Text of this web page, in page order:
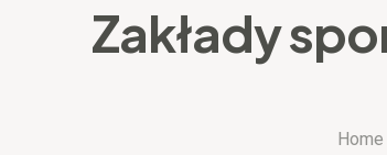
Zakłady
Home